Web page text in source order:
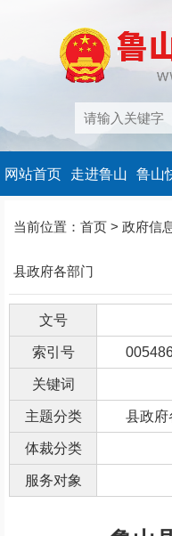
网站首页 走进鲁山 鲁山
当前位置： 首页 > 政府信
县政府各部门
文号
索引号
关键词
主题分类 县政府
体裁分类
服务对象